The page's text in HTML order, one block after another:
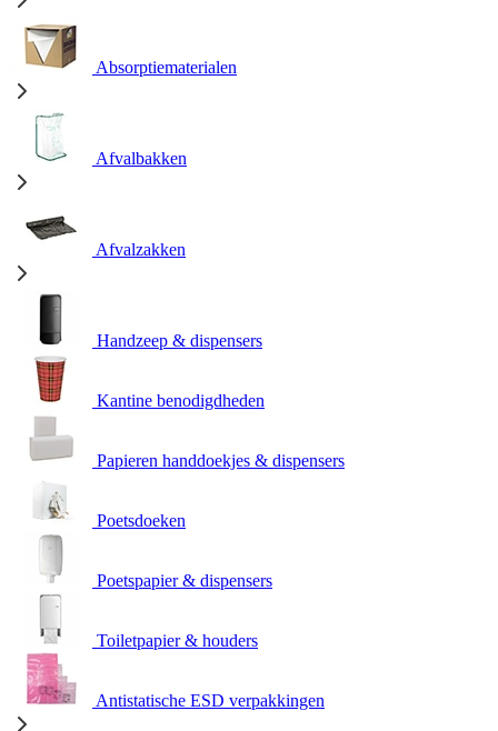
Absorptiematerialen
Afvalbakken
Afvalzakken
Handzeep & dispensers
Kantine benodigdheden
Papieren handdoekjes & dispensers
Poetsdoeken
Poetspapier & dispensers
Toiletpapier & houders
Antistatische ESD verpakkingen